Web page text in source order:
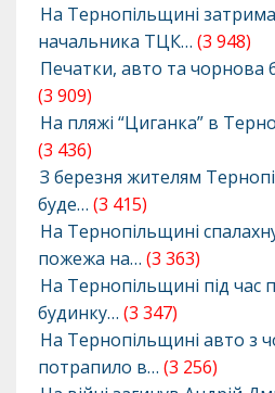
На Тернопільщині
начальника ТЦК… (3 948)
Печатки, авто та чорнова
(3 909)
На пляжі “Циганка” в
(3 436)
З березня жителям
буде… (3 415)
На Тернопільщині
пожежа на… (3 363)
На Тернопільщині під час
будинку… (3 347)
На Тернопільщині авто з
потрапило в… (3 256)